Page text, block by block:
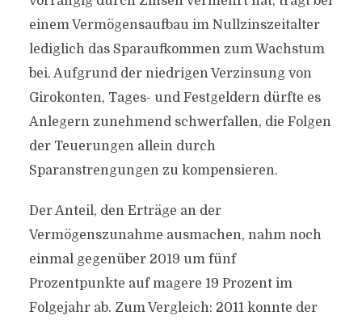
einem Vermögensaufbau im Nullzinszeitalter
lediglich das Sparaufkommen zum Wachstum
bei. Aufgrund der niedrigen Verzinsung von
Girokonten, Tages- und Festgeldern dürfte es
Anlegern zunehmend schwerfallen, die Folgen
der Teuerungen allein durch
Sparanstrengungen zu kompensieren.
Der Anteil, den Erträge an der
Vermögenszunahme ausmachen, nahm noch
einmal gegenüber 2019 um fünf
Prozentpunkte auf magere 19 Prozent im
Folgejahr ab. Zum Vergleich: 2011 konnte der